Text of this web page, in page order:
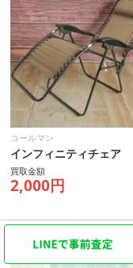
コールマン
インフィニティチェア
買取金額
2,000円